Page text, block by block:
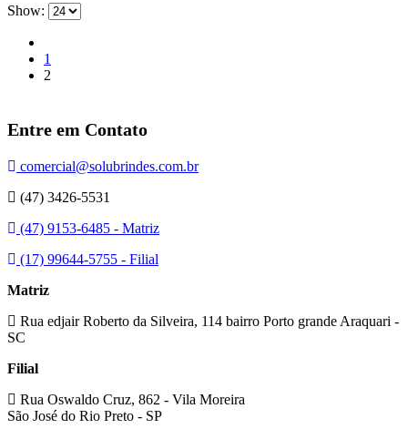
Show:
1
2
Entre em Contato
comercial@solubrindes.com.br
(47) 3426-5531
(47) 9153-6485 - Matriz
(17) 99644-5755 - Filial
Matriz
Rua edjair Roberto da Silveira, 114 bairro Porto grande Araquari -
SC
Filial
Rua Oswaldo Cruz, 862 - Vila Moreira
São José do Rio Preto - SP